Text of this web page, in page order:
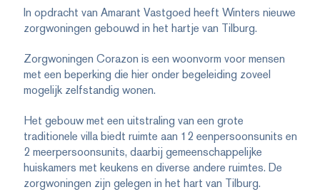
In opdracht van Amarant Vastgoed heeft Winters nieuwe
zorgwoningen gebouwd in het hartje van Tilburg.
Zorgwoningen Corazon is een woonvorm voor mensen
met een beperking die hier onder begeleiding zoveel
mogelijk zelfstandig wonen.
Het gebouw met een uitstraling van een grote
traditionele villa biedt ruimte aan 12 eenpersoonsunits en
2 meerpersoonsunits, daarbij gemeenschappelijke
huiskamers met keukens en diverse andere ruimtes. De
zorgwoningen zijn gelegen in het hart van Tilburg.